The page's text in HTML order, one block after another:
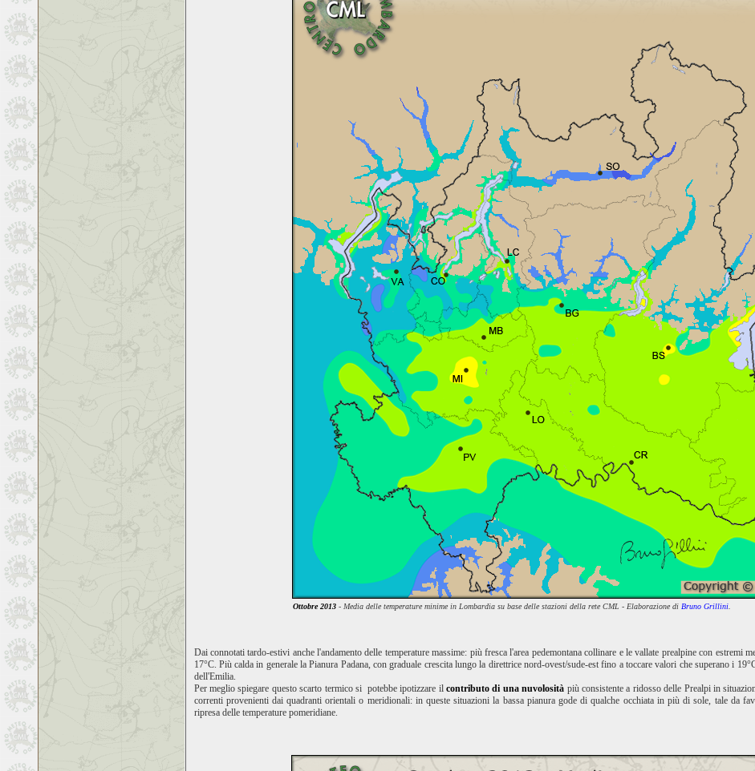
Ottobre 2013- Media delle temperature minime in Lombardia su base delle stazioni della rete CML - Elaborazione di Bruno Grillini.
Dai connotati tardo-estivi anche l'andamento delle temperature massime: più fresca l'area pedemontana collinare e le vallate prealpine con estremi
17°C. Più calda in generale la Pianura Padana, con graduale crescita lungo la direttrice nord-ovest/sude-est fino a toccare valori che superano i
dell'Emilia.
Per meglio spiegare questo scarto termico si potebbe ipotizzare il contributo di una nuvolosità più consistente a ridosso delle Prealpi in
correnti provenienti dai quadranti orientali o meridionali: in queste situazioni la bassa pianura gode di qualche occhiata in più di sole, tale da
ripresa delle temperature pomeridiane.